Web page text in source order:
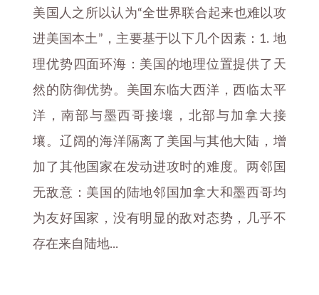
美国人之所以认为“全世界联合起来也难以攻
进美国本土”，主要基于以下几个因素：1. 地
理优势四面环海：美国的地理位置提供了天
然的防御优势。美国东临大西洋，西临太平
洋，南部与墨西哥接壤，北部与加拿大接
壤。辽阔的海洋隔离了美国与其他大陆，增
加了其他国家在发动进攻时的难度。两邻国
无敌意：美国的陆地邻国加拿大和墨西哥均
为友好国家，没有明显的敌对态势，几乎不
存在来自陆地...